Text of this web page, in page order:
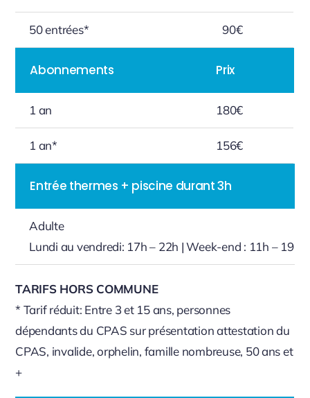
50 entrées* 90€
Abonnements Prix
1 an 180€
1 an* 156€
Entrée thermes + piscine durant 3h
Adulte
Lundi au vendredi: 17h – 22h |Week-end : 11h – 19h
TARIFS HORS COMMUNE
* Tarif réduit: Entre 3 et 15 ans, personnes
dépendants du CPAS sur présentation attestation du
CPAS, invalide, orphelin, famille nombreuse, 50 ans et
+